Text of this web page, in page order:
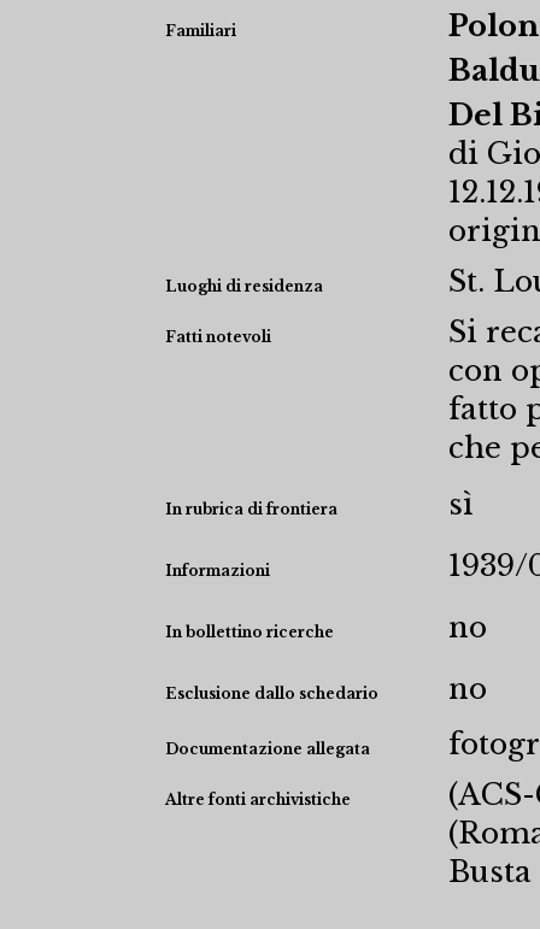
Familiari
Del
di
Luoghi di residenza St.
Fatti notevoli
Si
con
fatto
che
In rubrica di frontiera sì
Informazioni 1939/
In bollettino ricerche no
Esclusione dallo schedario no
Documentazione allegata
Altre fonti archivistiche
Busta